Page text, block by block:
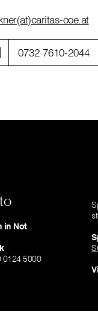
ooe.at
0732 7610-2044
in Not
0124 5000